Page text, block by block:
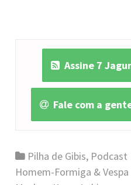
Assine 7
Fale com a
Pilha de Gibis, Podcast
Homem-Formiga &